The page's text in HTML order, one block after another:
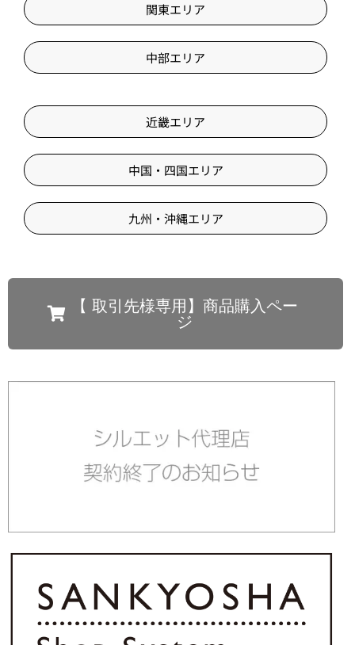
関東エリア
中部エリア
近畿エリア
中国・四国エリア
九州・沖縄エリア
【 取引先様専用】商品購入ペー
ジ